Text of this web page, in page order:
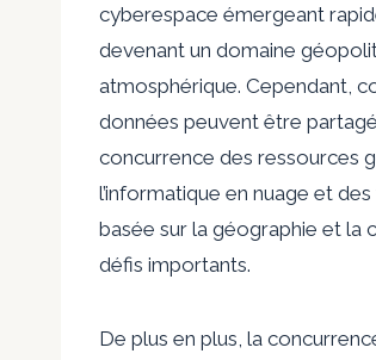
cyberespace émergeant
devenant un domaine
atmosphérique. Cependant,
données peuvent être
concurrence des ressources
l’informatique en nuage et
basée sur la géographie et la
défis importants.
De plus en plus, la